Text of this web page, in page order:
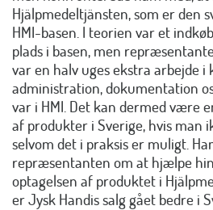
Hjälpmedeltjänsten, som er den
HMI-basen. I teorien var et
plads i basen, men
var en halv uges ekstra arbejde i
administration, dokumentation
var i HMI. Det kan dermed være
af produkter i Sverige, hvis man
selvom det i praksis er muligt.
repræsentanten om at hjælpe
optagelsen af produktet i
er Jysk Handis salg gået bedre i